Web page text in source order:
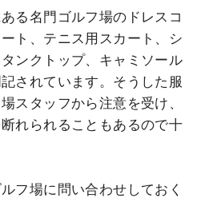
る名門ゴルフ場のドレスコ
ト、テニス用スカート、シ
ンクトップ、キャミソール
されています。そうした服
スタッフから注意を受け、
れられることもあるので十
フ場に問い合わせしておく